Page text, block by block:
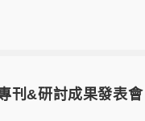
刊&研討成果發表會